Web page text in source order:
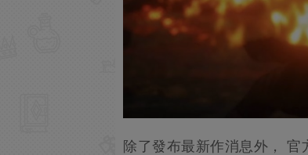
除了發布最新作消息外，